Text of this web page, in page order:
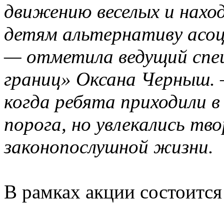
движению веселых и
детям альтернативу
— отметила ведущий
границ» Оксана
когда ребята приходили
порога, но увлекались
законопослушной жизни.
В рамках акции